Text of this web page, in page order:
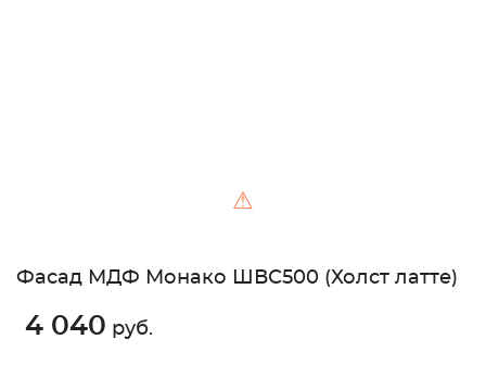
⚠
Фасад МДФ Монако ШВС500 (Холст латте)
4 040 руб.